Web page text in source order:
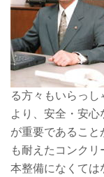
る方々もいらっ
より、安全・安
が重要であるこ
も耐えたコンク
本整備になくては